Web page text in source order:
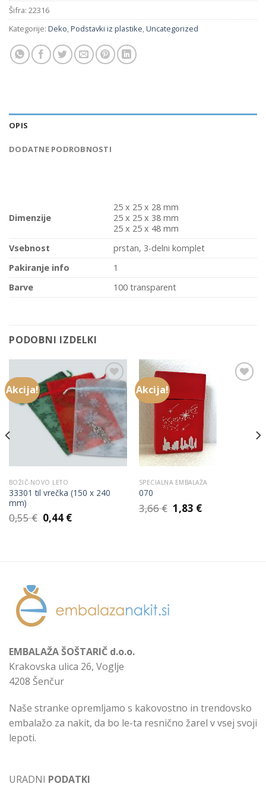
Šifra: 22316
Kategorije: Deko Podstavki iz plastike Uncategorized
OPIS
DODATNE PODROBNOSTI
Dimenzije
25 x 25 x 28 mm
25 x 25 x 38 mm
25 x 25 x 48 mm
Vsebnost
prstan, 3-delni komplet
Pakiranje info
1
Barve
100 transparent
PODOBNI IZDELKI
Akcija!
Add to
Wishlist
BOŽIČ-NOVO LETO
33301 til vrečka (150 x 240
mm)
0,55€ Izvirna
cena
0,44 €Trenutna
Akcija!
SPECIALNA EMBALAŽA
070
3,66€ Izvirna
cena
1,83 €Trenutna
EMBALAŽA ŠOŠTARIČ d.o.o.
Krakovska ulica 26, Voglje
4208 Šenčur
Naše stranke opremljamo s kakovostno in trendovsko
embalažo za nakit, da bo le-ta resnično žarel v vsej svoji
lepoti.
URADNI PODATKI